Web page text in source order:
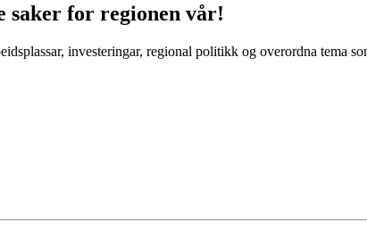
saker for regionen vår!
investeringar, regional politikk og overordna tema